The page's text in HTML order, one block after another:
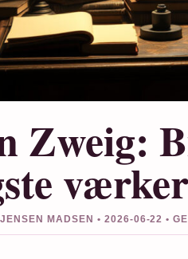
Zweig:
værker
MADSEN • 2026-06-22 •